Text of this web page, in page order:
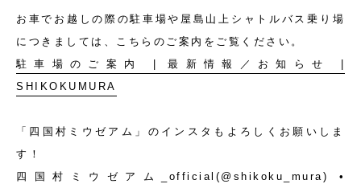
お車でお越しの際の駐車場や屋島山上シャトルバス乗り場
につきましては、こちらのご案内をご覧ください。
駐車場のご案内 | 最新情報／お知らせ |
SHIKOKUMURA
「四国村ミウゼアム」のインスタもよろしくお願いしま
す！
四国村ミウゼアム_official(@shikoku_mura) •